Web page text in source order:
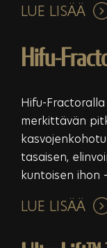
LUE LISÄÄ
Hifu-
Hifu-
merkittävän
tasaisen,
kuntoisen ihon
LUE LISÄÄ